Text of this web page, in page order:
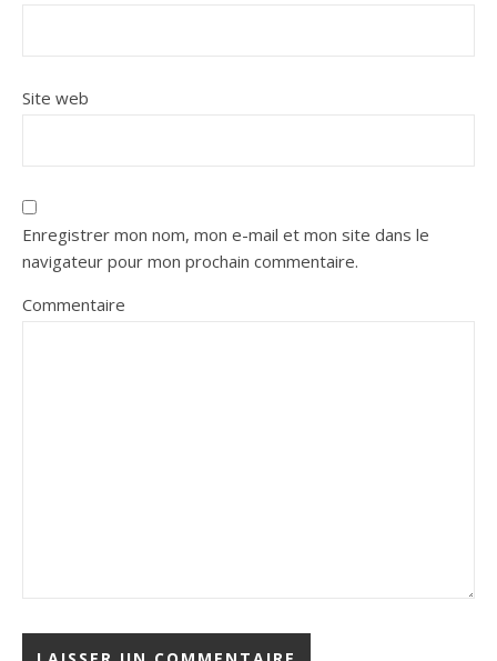
Site web
Enregistrer mon nom, mon e-mail et mon site dans le
navigateur pour mon prochain commentaire.
Commentaire